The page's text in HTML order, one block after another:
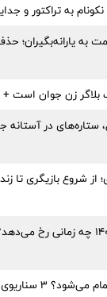
به تراکتور و
به یارانه‌بگیران؛
زن جوان است +
ستاره‌های در آستانه
از شروع بازیگری
کسوف بزرگ مرداد ۱۴۰۵ چه
جنگ ایران و